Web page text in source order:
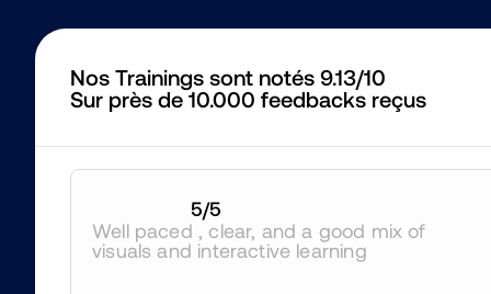
Nos Trainings sont notés 9.13/10
Sur près de 10.000 feedbacks reçus
5/5
Well paced , clear, and a good mix of
visuals and interactive learning